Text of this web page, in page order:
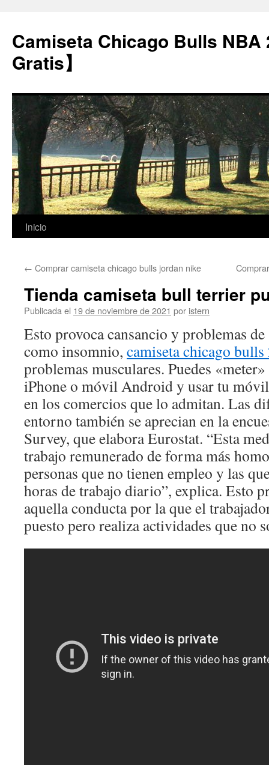
Camiseta Chicago Bulls NBA
Gratis】
Saltar
contenido
Inicio
← Comprar camiseta chicago bulls jordan nike
Tienda camiseta bull terrier
Publicada el 19 de noviembre de 2021 por istern
Esto provoca cansancio y problemas
como insomnio, camiseta chicago
problemas musculares. Puedes
iPhone o móvil Android y usar tu
en los comercios que lo admitan. Las
entorno también se aprecian en la
Survey, que elabora Eurostat. “Esta
trabajo remunerado de forma más
personas que no tienen empleo y las
horas de trabajo diario”, explica. Esto
aquella conducta por la que el
puesto pero realiza actividades que no